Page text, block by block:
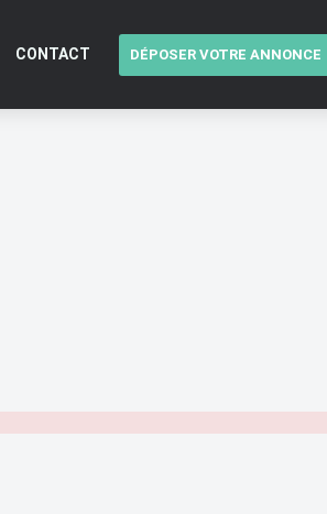
CONTACT DÉPOSER VOTRE ANNONCE